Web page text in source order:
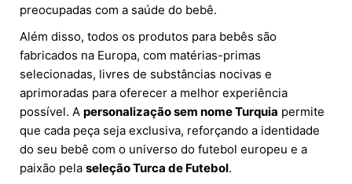
preocupadas com a saúde do bebê.
Além disso, todos os produtos para bebês são
fabricados na Europa, com matérias-primas
selecionadas, livres de substâncias nocivas e
aprimoradas para oferecer a melhor experiência
possível. A personalização sem nome Turquia permite
que cada peça seja exclusiva, reforçando a identidade
do seu bebê com o universo do futebol europeu e a
paixão pela seleção Turca de Futebol.